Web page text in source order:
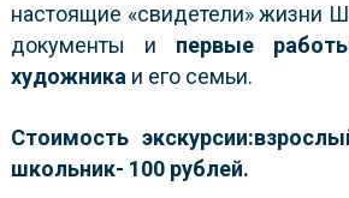
настоящие «свидетели» жизни
документы и первые
художника и его семьи.
Стоимостьэкскурсии
школьник- 100 рублей.